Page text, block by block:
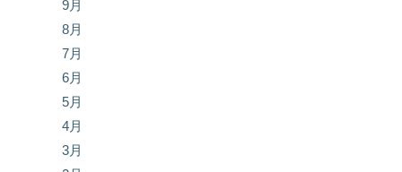
9月
8月
7月
6月
5月
4月
3月